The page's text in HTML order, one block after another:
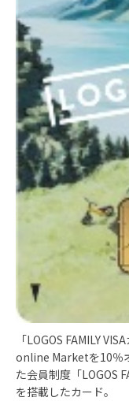
「LOGOS FAMILY
online Marketを10％
た会員制度「LOGOS
を搭載したカード。